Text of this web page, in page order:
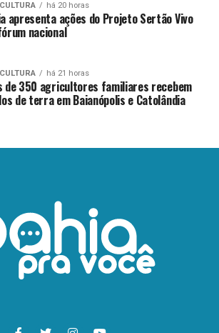
há 20 horas
apresenta ações do Projeto Sertão Vivo
nacional
há 21 horas
de 350 agricultores familiares recebem
de terra em Baianópolis e Catolândia